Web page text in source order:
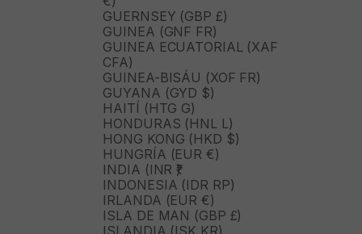
GUERNSEY (GBP £)
GUINEA (GNF FR)
GUINEA ECUATORIAL (XAF
CFA)
GUINEA-BISÁU (XOF FR)
GUYANA (GYD $)
HAITÍ (HTG G)
HONDURAS (HNL L)
HONG KONG (HKD $)
HUNGRÍA (EUR €)
INDIA (INR ₹)
INDONESIA (IDR RP)
IRLANDA (EUR €)
ISLA DE MAN (GBP £)